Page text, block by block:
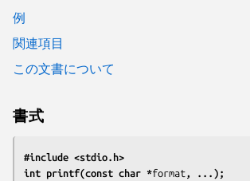
例
関連項目
この文書について
書式
#include <stdio.h>
int printf(const char *format , ...);